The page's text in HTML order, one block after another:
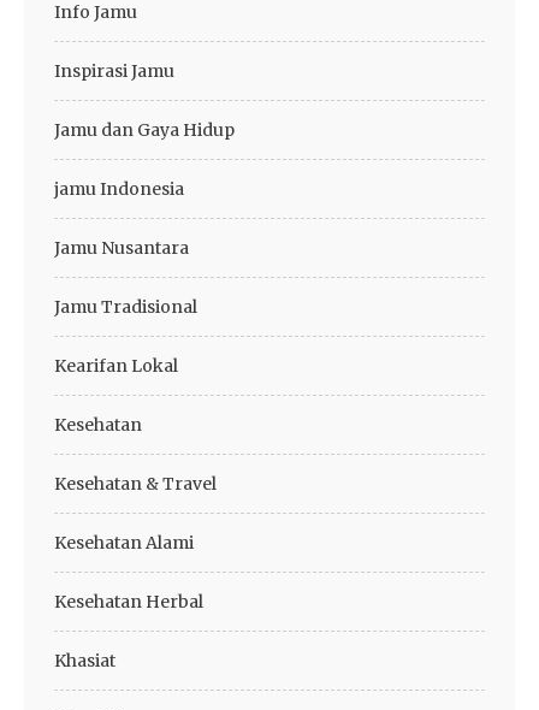
Info Jamu
Inspirasi Jamu
Jamu dan Gaya Hidup
jamu Indonesia
Jamu Nusantara
Jamu Tradisional
Kearifan Lokal
Kesehatan
Kesehatan & Travel
Kesehatan Alami
Kesehatan Herbal
Khasiat